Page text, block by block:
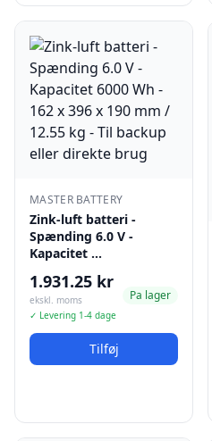
MASTER BATTERY
Zink-luft batteri -
Spænding 6.0 V -
Kapacitet …
1.931.25 kr
ekskl. moms
✓ Levering 1-4 dage
Pa lager
Tilføj